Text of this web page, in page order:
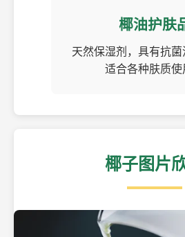
椰油护肤
天然保湿剂，具有抗菌
适合各种肤质使
椰子图片